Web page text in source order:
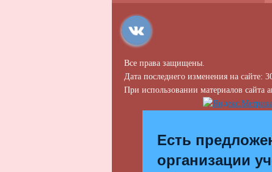
Все права защищены.
Дата последнего изменения на сайте:
При использовании материалов сайта
Есть
организации